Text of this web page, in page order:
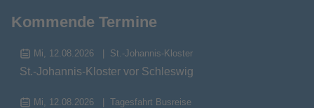
Kommende Termine
Mi, 12.08.2026 St.-Johannis-Kloster
St.-Johannis-Kloster vor Schleswig
Mi, 12.08.2026 Tagesfahrt Busreise